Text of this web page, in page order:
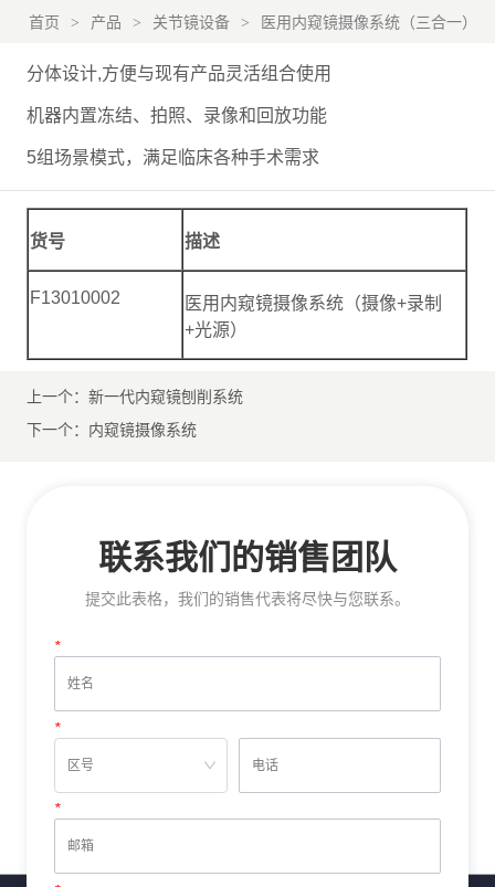
首页 > 产品 > 关节镜设备 > 医用内窥镜摄像系统（三合一）
上一个：新一代内窥镜刨削系统
下一个： 内窥镜摄像系统
联系我们的销售团队
提交此表格，我们的销售代表将尽快与您联系。
*姓名
*电话
*邮箱